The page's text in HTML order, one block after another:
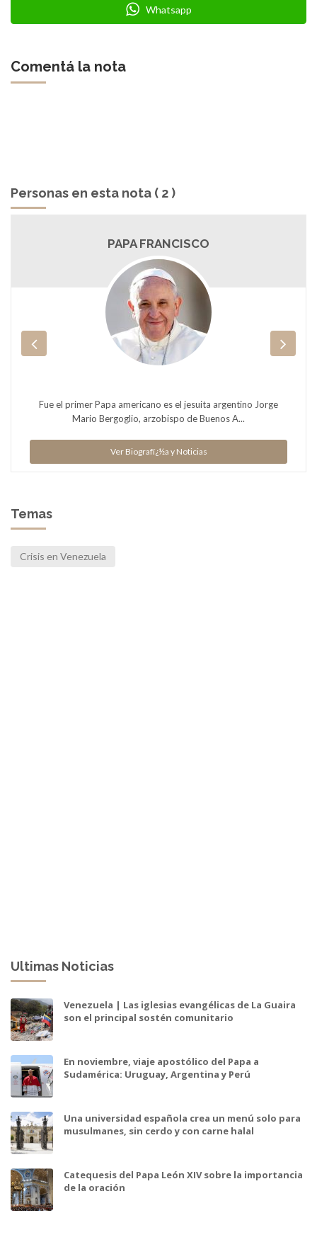
Whatsapp
Comentá la nota
Personas en esta nota ( 2 )
PAPA FRANCISCO
Fue el primer Papa americano es el jesuita argentino Jorge
Mario Bergoglio, arzobispo de Buenos A...
Ver Biografï¿½a y Noticias
Temas
Crisis en Venezuela
Ultimas Noticias
Venezuela | Las iglesias evangélicas de La Guaira
son el principal sostén comunitario
En noviembre, viaje apostólico del Papa a
Sudamérica: Uruguay, Argentina y Perú
Una universidad española crea un menú solo para
musulmanes, sin cerdo y con carne halal
Catequesis del Papa León XIV sobre la importancia
de la oración